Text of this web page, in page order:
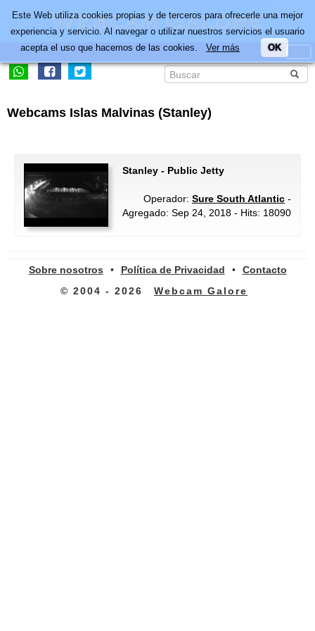
Webcams Islas Malvinas (Stanley)
Stanley - Public Jetty
Operador: Sure South Atlantic -
Agregado: Sep 24, 2018 - Hits: 18090
Sobre nosotros • Política de Privacidad •
Contacto
© 2004 - 2026
Webcam Galore
Este Web utiliza cookies propias y de terceros para ofrecerle una mejor
experiencia y servicio. Al navegar o utilizar nuestros servicios el usuario
acepta el uso que hacemos de las cookies. Ver más OK